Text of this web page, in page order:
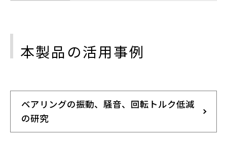
本製品の活用事例
ベアリングの振動、騒音、回転トルク低減
の研究